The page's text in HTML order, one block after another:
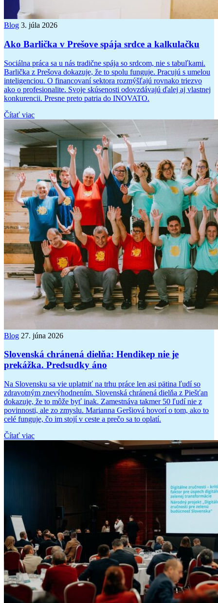
Blog 3. júla 2026
Ako Barlička v Prešove spája srdce a kalkulačku
Sociálna práca sa u nás tradične spája so srdcom, nie s tabuľkami.
Barlička z Prešova dokazuje, že to spolu funguje. Pracujú s umelou
inteligenciou. O financovaní sektora rozmýšľajú rovnako triezvo
ako o profesionalite. Svoje skúsenosti odovzdávajú ďalej aj vlastnej
konkurencii. Presne preto patria do INOVATO.
Čítať viac
Blog 27. júna 2026
Slovenská chránená dielňa: Hendikep nie je
prekážka. Predsudky áno
Na Slovensku sa vie uplatniť na trhu práce len asi pätina ľudí so
zdravotným znevýhodnením. Slovenská chránená dielňa z Piešťan
dokazuje, že to môže byť inak. Zamestnáva takmer 50 ľudí nie z
povinnosti, ale zo zmyslu. Marianna Geršiová hovorí o tom, ako to
celé funguje, čo im stojí v ceste a prečo sa to oplatí.
Čítať viac